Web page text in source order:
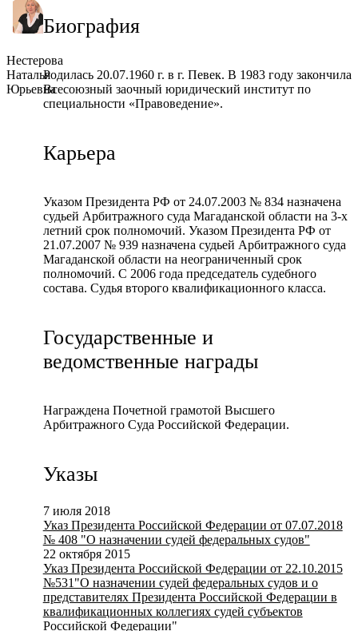
Нестерова
Наталья
Юрьевна
Биография
Родилась 20.07.1960 г. в г. Певек. В 1983 году закончила
Всесоюзный заочный юридический институт по
специальности «Правоведение».
Карьера
Указом Президента РФ от 24.07.2003 № 834 назначена
судьей Арбитражного суда Магаданской области на 3-х
летний срок полномочий. Указом Президента РФ от
21.07.2007 № 939 назначена судьей Арбитражного суда
Магаданской области на неограниченный срок
полномочий. С 2006 года председатель судебного
состава. Судья второго квалификационного класса.
Государственные и
ведомственные награды
Награждена Почетной грамотой Высшего
Арбитражного Суда Российской Федерации.
Указы
7 июля 2018
Указ Президента Российской Федерации от 07.07.2018
№ 408 "О назначении судей федеральных судов"
22 октября 2015
Указ Президента Российской Федерации от 22.10.2015
№531"О назначении судей федеральных судов и о
представителях Президента Российской Федерации в
квалификационных коллегиях судей субъектов
Российской Федерации"